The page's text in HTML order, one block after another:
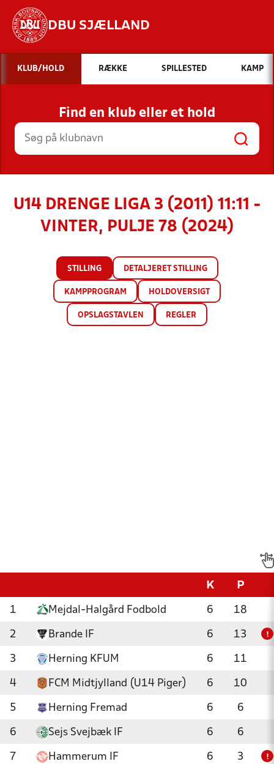
DBU SJÆLLAND
Hvad vil du søge efter?
INDHOLD OG NYHEDER
STILLINGER, RESULTATER, KLUBBER OG
HOLD
KLUB/HOLD RÆKKE SPILLESTED KAMP
Find en klub eller et hold
U14 DRENGE LIGA 3 (2011) 11:11 -
VINTER, PULJE 78 (2024)
STILLING DETALJERET STILLING
KAMPPROGRAM HOLDOVERSIGT
OPSLAGSTAVLEN REGLER
K P
1 Mejdal-Halgård Fodbold 6 18
2 Brande IF 6 13 !
3 Herning KFUM 6 11
4 FCM Midtjylland (U14 Piger) 6 10
5 Herning Fremad 6 6
6 Sejs Svejbæk IF 6 6
7 Hammerum IF 6 3 !